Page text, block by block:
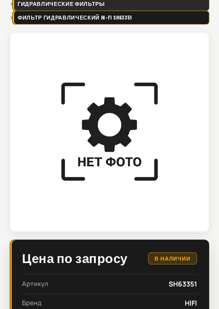
ГИДРАВЛИЧЕСКИЕ ФИЛЬТРЫ
ФИЛЬТР ГИДРАВЛИЧЕСКИЙ HI-FI SH63351
Цена по запросу В НАЛИЧИИ
Артикул SH63351
Бренд HIFI